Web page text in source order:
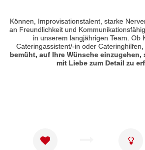
Können, Improvisationstalent, starke
an Freundlichkeit und
in unserem langjährigen Team. Ob
Cateringassistent/-in oder
bemüht, auf Ihre Wünsche einzugehen,
mit Liebe zum Detail zu